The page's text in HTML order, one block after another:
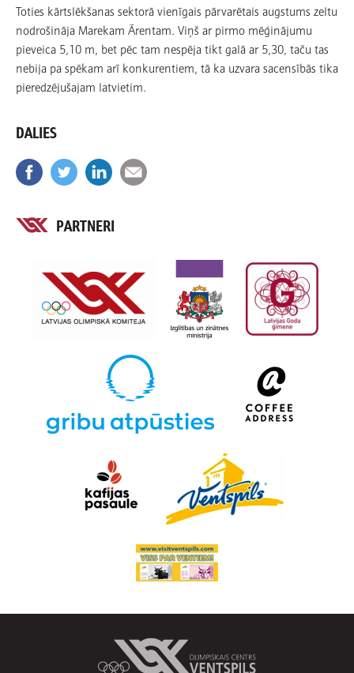
Toties kārtslēkšanas sektorā vienīgais pārvarētais augstums zeltu
nodrošināja Marekam Ārentam. Viņš ar pirmo mēģinājumu
pieveica 5,10 m, bet pēc tam nespēja tikt galā ar 5,30, taču tas
nebija pa spēkam arī konkurentiem, tā ka uzvara sacensībās tika
pieredzējušajam latvietim.
DALIES
PARTNERI